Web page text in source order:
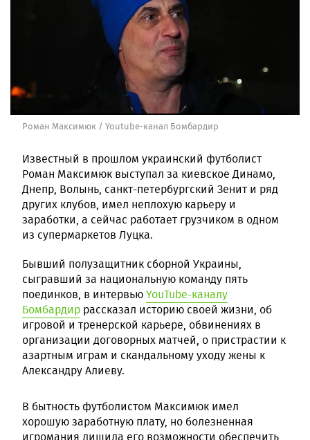
Роман Максимюк / Youtube-канал Бомбардир
Известный в прошлом украинский футболист
Роман Максимюк выступал за киевское Динамо,
Днепр, Волынь, санкт-петербургский Зенит и ряд
других клубов, имел неплохую карьеру и
заработки, а сейчас работает грузчиком в одном
из супермаркетов Луцка.
Бывший полузащитник сборной Украины,
сыгравший за национальную команду пять
поединков, в интервьюYouTube-каналу
Бомбардир рассказал историю своей жизни, об
игровой и тренерской карьере, обвинениях в
организации договорных матчей, о пристрастии к
азартным играм и скандальному уходу жены к
Александру Алиеву.
В бытность футболистом Максимюк имел
хорошую заработную плату, но болезненная
игромания лишила его возможности обеспечить